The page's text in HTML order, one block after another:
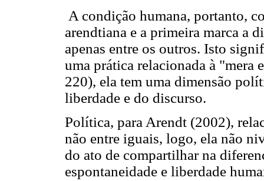
A condição humana, portanto,
arendtiana e a primeira marca a
apenas entre os outros. Isto
uma prática relacionada à
220), ela tem uma dimensão
liberdade e do discurso.
Política, para Arendt (2002),
não entre iguais, logo, ela não
do ato de compartilhar na
espontaneidade e liberdade